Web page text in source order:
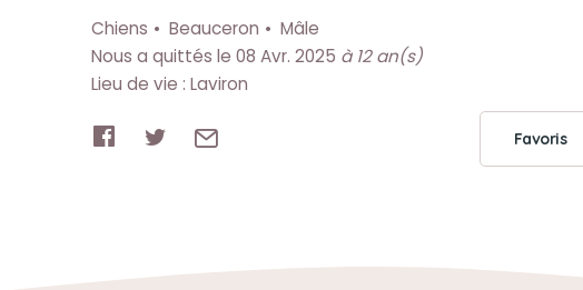
Chiens Beauceron
Mâle
Nous a quittés le 08 Avr. 2025 à 12 an(s)
Lieu de vie : Laviron
Favoris